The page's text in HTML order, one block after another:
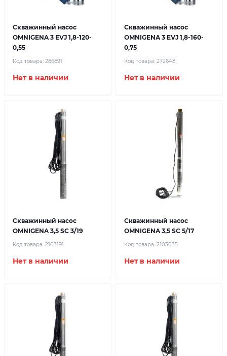
Скважинный насос
OMNIGENA 3 EVJ 1,8-120-
0,55
Код товара: 286891
Нет в наличии
Скважинный насос
OMNIGENA 3 EVJ 1,8-160-
0,75
Код товара: 272648
Нет в наличии
Скважинный насос
OMNIGENA 3,5 SC 3/19
Код товара: 2103191
Нет в наличии
Скважинный насос
OMNIGENA 3,5 SC 5/17
Код товара: 2103035
Нет в наличии